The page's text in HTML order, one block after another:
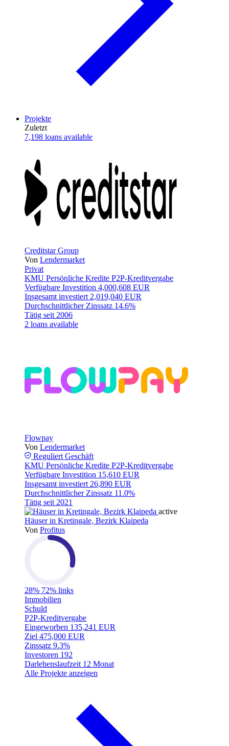
Projekte
Zuletzt
7,198 loans available
Creditstar Group
Von Lendermarket
Privat
KMU Persönliche Kredite P2P-Kreditvergabe
Verfügbare Investition 4,000,608 EUR
Insgesamt investiert 2,019,040 EUR
Durchschnittlicher Zinssatz 14.6%
Tätig seit 2006
2 loans available
Flowpay
Von Lendermarket
Reguliert Geschäft
KMU Persönliche Kredite P2P-Kreditvergabe
Verfügbare Investition 15,610 EUR
Insgesamt investiert 26,890 EUR
Durchschnittlicher Zinssatz 11.0%
Tätig seit 2021
active
Häuser in Kretingale, Bezirk Klaipeda
Von Profitus
28% 72% links
Immobilien
Schuld
P2P-Kreditvergabe
Eingeworben 135,241 EUR
Ziel 475,000 EUR
Zinssatz 9.3%
Investoren 192
Darlehenslaufzeit 12 Monat
Alle Projekte anzeigen